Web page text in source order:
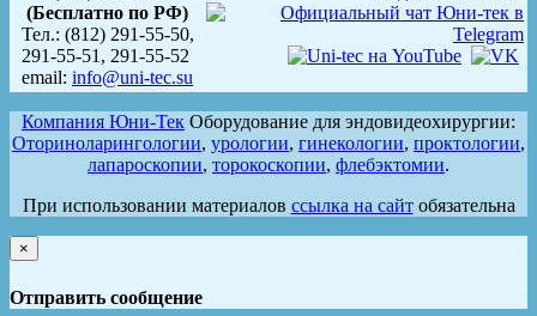
(Бесплатно по РФ)
Тел.: (812) 291-55-50,
291-55-51, 291-55-52
email: info@uni-tec.su
Компания Юни-Тек Оборудование для эндовидеохирургии:
Оториноларингологии, урологии, гинекологии, проктологии,
лапароскопии, торокоскопии, флебэктомии.
При использовании материалов ссылка на сайтобязательна
×
Отправить сообщение